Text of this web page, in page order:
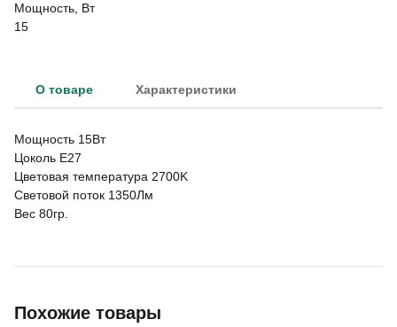
Мощность, Вт
15
О товаре Характеристики
Мощность 15Вт
Цоколь E27
Цветовая температура 2700K
Световой поток 1350Лм
Вес 80гр.
Похожие товары